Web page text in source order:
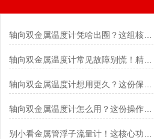
轴向双金属温度计凭啥出圈？这组核心特点给出了答案
轴向双金属温度计常见故障别慌！精准定位，轻松搞定难题
轴向双金属温度计怎么用？这份操作指南，新手也能快速拿捏！